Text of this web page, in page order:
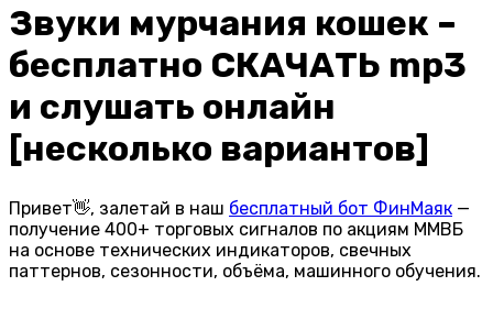
Звуки мурчания кошек –
бесплатно СКАЧАТЬ mp3
и слушать онлайн
[несколько вариантов]
Привет👋, залетай в наш бесплатный бот ФинМаяк —
получение 400+ торговых сигналов по акциям ММВБ
на основе технических индикаторов, свечных
паттернов, сезонности, объёма, машинного обучения.